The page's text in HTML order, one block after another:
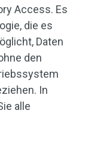
Access. Es
die es
Daten
den
In
alle